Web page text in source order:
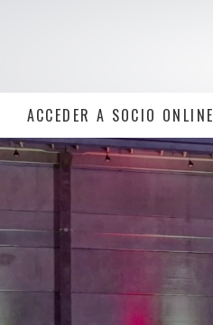
ACCEDER A SOCIO ONLINE